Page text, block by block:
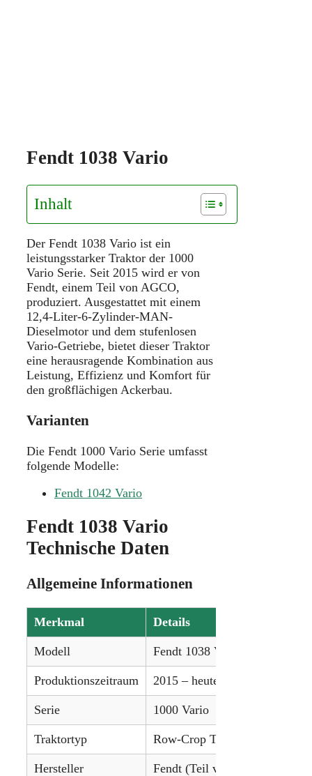
Fendt 1038 Vario
Inhalt
Der Fendt 1038 Vario ist ein
leistungsstarker Traktor der 1000
Vario Serie. Seit 2015 wird er von
Fendt, einem Teil von AGCO,
produziert. Ausgestattet mit einem
12,4-Liter-6-Zylinder-MAN-
Dieselmotor und dem stufenlosen
Vario-Getriebe, bietet dieser Traktor
eine herausragende Kombination aus
Leistung, Effizienz und Komfort für
den großflächigen Ackerbau.
Varianten
Die Fendt 1000 Vario Serie umfasst
folgende Modelle:
Fendt 1042 Vario
Fendt 1038 Vario
Technische Daten
Allgemeine Informationen
Merkmal Details
Modell Fendt 1038 Vario
Produktionszeitraum 2015 – heute
Serie 1000 Vario
Traktortyp Row-Crop Traktor
Hersteller Fendt (Teil von AGCO)